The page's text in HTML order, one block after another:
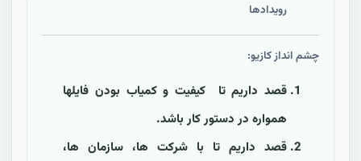
رویدادها
چشم انداز کازيو:
قصد داريم تا کيفيت و کمیاب بودن فايلها
همواره در دستور کار باشد.
قصد داريم تا با شرکت ها، سازمان ها،